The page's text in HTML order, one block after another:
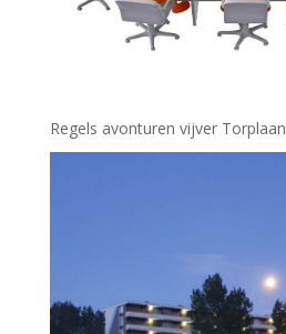
Regels avonturen vijver Torplaan